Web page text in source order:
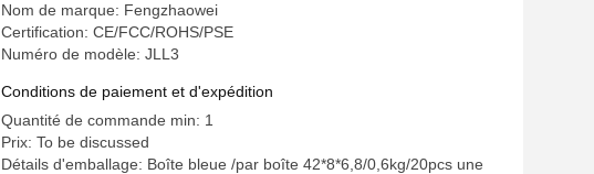
Nom de marque: Fengzhaowei
Certification: CE/FCC/ROHS/PSE
Numéro de modèle: JLL3
Conditions de paiement et d'expédition
Quantité de commande min: 1
Prix: To be discussed
Détails d'emballage: Boîte bleue /par boîte 42*8*6,8/0,6kg/20pcs une